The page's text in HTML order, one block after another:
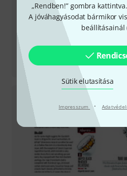
„Rendben!” gombra
A jóváhagyásodat bármikor
beállításainál
Sütik elutasítása
Impresszum ·
Tesztbeszámoló
LBR1465 Sound Lab Snare